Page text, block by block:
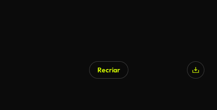
Recriar